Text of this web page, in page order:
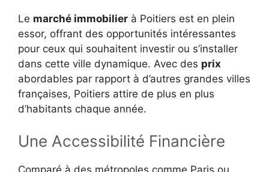
Le marché immobilier à Poitiers est en plein
essor, offrant des opportunités intéressantes
pour ceux qui souhaitent investir ou s’installer
dans cette ville dynamique. Avec des prix
abordables par rapport à d’autres grandes villes
françaises, Poitiers attire de plus en plus
d’habitants chaque année.
Une Accessibilité Financière
Comparé à des métropoles comme Paris ou